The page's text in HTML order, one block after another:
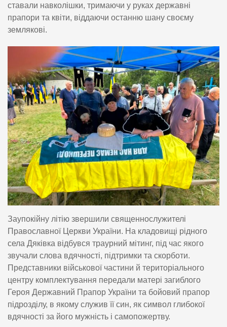
ставали навколішки, тримаючи у руках державні
прапори та квіти, віддаючи останню шану своєму
землякові.
Заупокійну літію звершили священнослужителі
Православної Церкви України. На кладовищі рідного
села Дяківка відбувся траурний мітинг, під час якого
звучали слова вдячності, підтримки та скорботи.
Представники військової частини й територіального
центру комплектування передали матері загиблого
Героя Державний Прапор України та бойовий прапор
підрозділу, в якому служив її син, як символ глибокої
вдячності за його мужність і самопожертву.